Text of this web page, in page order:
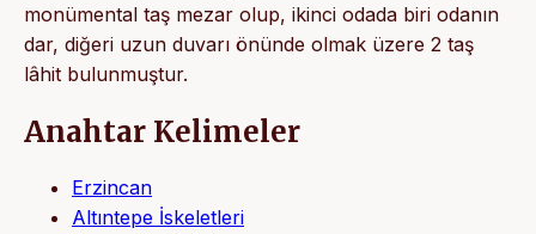
monümental taş mezar olup, ikinci odada biri odanın
dar, diğeri uzun duvarı önünde olmak üzere 2 taş
lâhit bulunmuştur.
Anahtar Kelimeler
Erzincan
Altıntepe İskeletleri